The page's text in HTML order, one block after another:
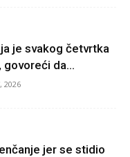
je svakog četvrtka
da...
2026
jer se stidio